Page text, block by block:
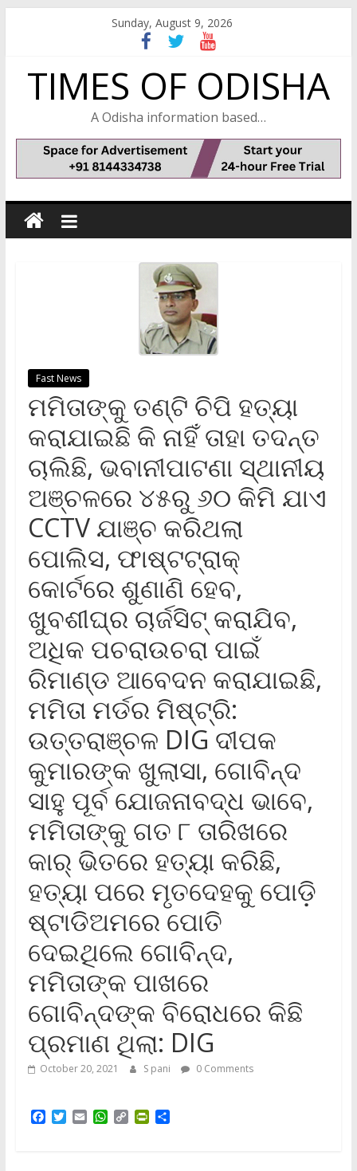
Sunday, August 9, 2026
TIMES OF ODISHA
A Odisha information based…
Fast News
ମମିତାଙ୍କୁ ତଣ୍ଟି ଚିପି ହତ୍ୟା
କରାଯାଇଛି କି ନାହିଁ ତାହା ତଦନ୍ତ
ଚାଲିଛି, ଭବାନୀପାଟଣା ସ୍ଥାନୀୟ
ଅଞ୍ଚଳରେ ୪୫ରୁ ୬୦ କିମି ଯାଏ
CCTV ଯାଞ୍ଚ କରିଥଲା
ପୋଲିସ, ଫାଷ୍ଟଟ୍ରାକ୍
କୋର୍ଟରେ ଶୁଣାଣି ହେବ,
ଖୁବଶୀଘ୍ର ଚାର୍ଜସିଟ୍ କରାଯିବ,
ଅଧିକ ପଚରାଉଚରା ପାଇଁ
ରିମାଣ୍ଡ ଆବେଦନ କରାଯାଇଛି,
ମମିତା ମର୍ଡର ମିଷ୍ଟ୍ରି:
ଉତ୍ତରାଞ୍ଚଳ DIG ଦୀପକ
କୁମାରଙ୍କ ଖୁଲାସା, ଗୋବିନ୍ଦ
ସାହୁ ପୂର୍ବ ଯୋଜନାବଦ୍ଧ ଭାବେ,
ମମିତାଙ୍କୁ ଗତ ୮ ତାରିଖରେ
କାର୍ ଭିତରେ ହତ୍ୟା କରିଛି,
ହତ୍ୟା ପରେ ମୃତଦେହକୁ ପୋଡ଼ି
ଷ୍ଟାଡିଅମରେ ପୋତି
ଦେଇଥିଲେ ଗୋବିନ୍ଦ,
ମମିତାଙ୍କ ପାଖରେ
ଗୋବିନ୍ଦଙ୍କ ବିରୋଧରେ କିଛି
ପ୍ରମାଣ ଥିଲା: DIG
October 20, 2021 S pani 0 Comments
F
T
E
W C
P
S